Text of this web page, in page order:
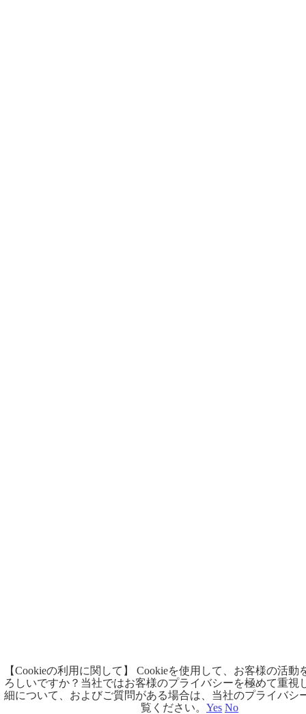
【Cookieの利用に関して】 Cookieを使用して、お客様の活動
ろしいですか？当社ではお客様のプライバシーを極めて重視
細について、およびご質問がある場合は、当社のプライバシ
覧ください。 Yes No